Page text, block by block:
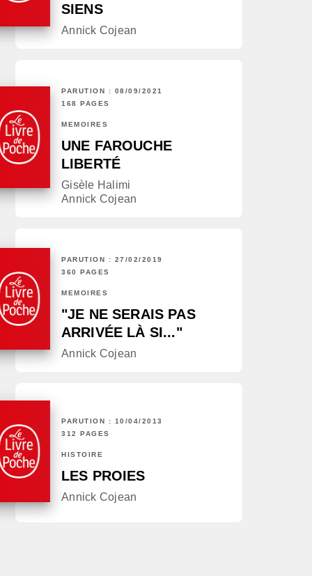
SIENS
Annick Cojean
PARUTION : 08/09/2021
168 PAGES
MÉMOIRES
UNE FAROUCHE
LIBERTÉ
Gisèle Halimi
Annick Cojean
PARUTION : 27/02/2019
360 PAGES
MÉMOIRES
"JE NE SERAIS PAS
ARRIVÉE LÀ SI..."
Annick Cojean
PARUTION : 10/04/2013
312 PAGES
HISTOIRE
LES PROIES
Annick Cojean